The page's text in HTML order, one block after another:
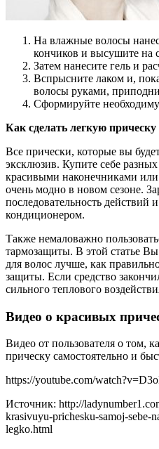
На влажные волосы
кончиков и высушите на
Затем нанесите гель и
Вспрысните лаком и,
волосы руками,
Сформируйте
Как сделать легкую прическу
Все прически, которые вы
эксклюзив. Купите себе
красивыми наконечниками
очень модно в новом сезоне.
последовательность действий
кондиционером.
Также немаловажно
тармозащиты. В этой статье
для волос лучше, как
защиты. Если средство
сильного теплового
Видео о красивых
Видео от пользователя о том,
прическу самостоятельно и
https://youtube.com/
Источник: http://
krasivuyu-prichesku-samoj-
legko.html